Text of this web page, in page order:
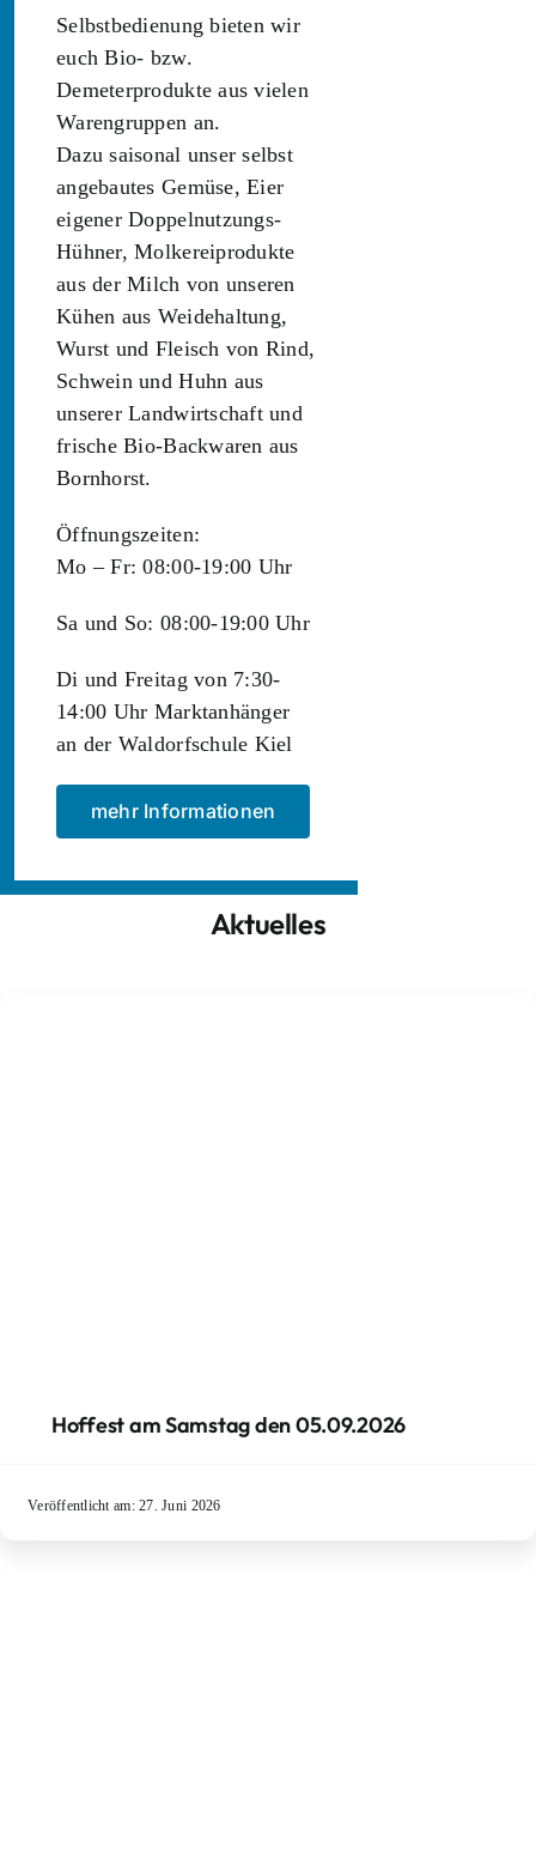
Selbstbedienung bieten wir
euch Bio- bzw.
Demeterprodukte aus vielen
Warengruppen an.
Dazu saisonal unser selbst
angebautes Gemüse, Eier
eigener Doppelnutzungs-
Hühner, Molkereiprodukte
aus der Milch von unseren
Kühen aus Weidehaltung,
Wurst und Fleisch von Rind,
Schwein und Huhn aus
unserer Landwirtschaft und
frische Bio-Backwaren aus
Bornhorst.
Öffnungszeiten:
Mo – Fr: 08:00-19:00 Uhr
Sa und So: 08:00-19:00 Uhr
Di und Freitag von 7:30-
14:00 Uhr Marktanhänger
an der Waldorfschule Kiel
mehr Informationen
Aktuelles
Hoffest am Samstag den 05.09.2026
Veröffentlicht am: 27. Juni 2026